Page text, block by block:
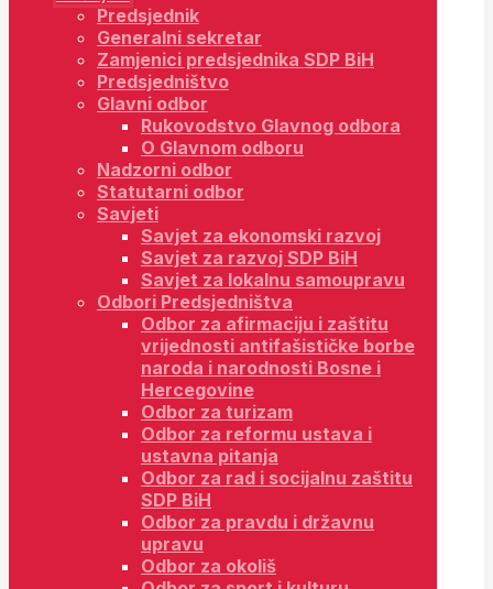
Predsjednik
Generalni sekretar
Zamjenici predsjednika SDP BiH
Predsjedništvo
Glavni odbor
Rukovodstvo Glavnog odbora
O Glavnom odboru
Nadzorni odbor
Statutarni odbor
Savjeti
Savjet za ekonomski razvoj
Savjet za razvoj SDP BiH
Savjet za lokalnu samoupravu
Odbori Predsjedništva
Odbor za afirmaciju i zaštitu
vrijednosti antifašističke borbe
naroda i narodnosti Bosne i
Hercegovine
Odbor za turizam
Odbor za reformu ustava i
ustavna pitanja
Odbor za rad i socijalnu zaštitu
SDP BiH
Odbor za pravdu i državnu
upravu
Odbor za okoliš